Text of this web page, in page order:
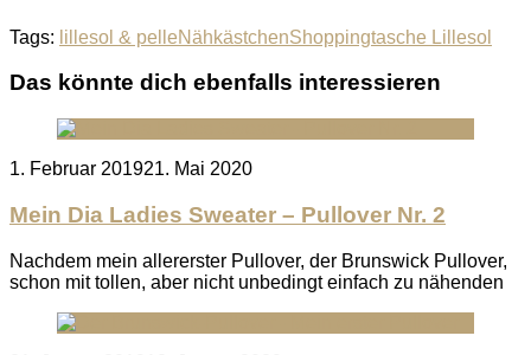
Tags: lillesol & pelleNähkästchenShoppingtasche Lillesol
Das könnte dich ebenfalls interessieren
Posted
1. Februar 201921. Mai 2020
Mein Dia Ladies Sweater – Pullover Nr. 2
Nachdem mein allererster Pullover, der Brunswick Pullover,
schon mit tollen, aber nicht unbedingt einfach zu nähenden